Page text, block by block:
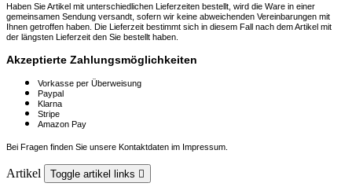
Haben Sie Artikel mit unterschiedlichen Lieferzeiten bestellt, wird die Ware in einer
gemeinsamen Sendung versandt, sofern wir keine abweichenden Vereinbarungen mit
Ihnen getroffen haben. Die Lieferzeit bestimmt sich in diesem Fall nach dem Artikel mit
der längsten Lieferzeit den Sie bestellt haben.
Akzeptierte Zahlungsmöglichkeiten
Vorkasse per Überweisung
Paypal
Klarna
Stripe
Amazon Pay
Bei Fragen finden Sie unsere Kontaktdaten im Impressum.
Artikel Toggle artikel links 